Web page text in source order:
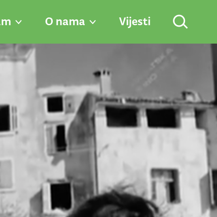
O nama Vijesti